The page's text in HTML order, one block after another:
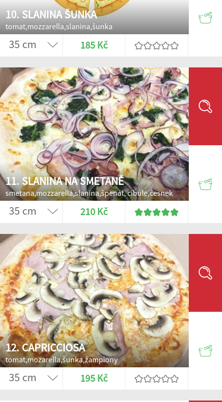
10. SLANINA ŠUNKA
tomat,mozzarella,slanina,šunka
185 Kč
11. SLANINA NA SMETANĚ
smetana,mozzarella,slanina,špenát, cibule,česnek
210 Kč
12. CAPRICCIOSA
tomat,mozarella,šunka,žampiony
195 Kč